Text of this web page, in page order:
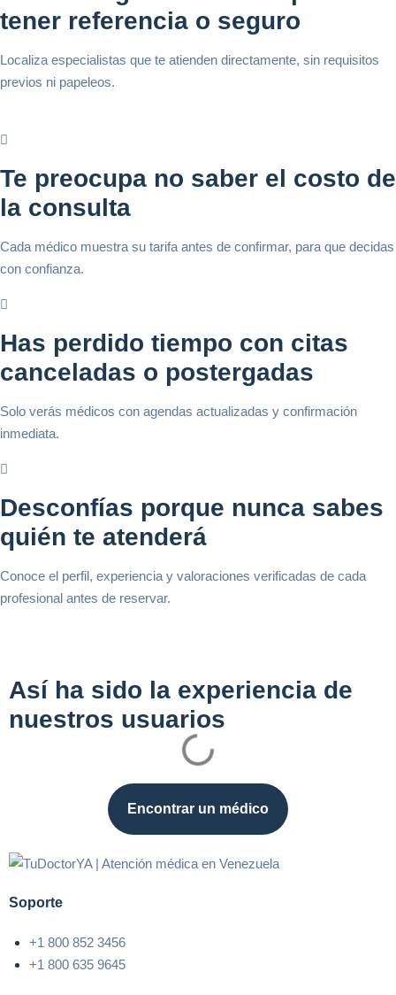
tener referencia o seguro
Localiza especialistas que te atienden directamente, sin requisitos
previos ni papeleos.
Te preocupa no saber el costo de
la consulta
Cada médico muestra su tarifa antes de confirmar, para que decidas
con confianza.
Has perdido tiempo con citas
canceladas o postergadas
Solo verás médicos con agendas actualizadas y confirmación
inmediata.
Desconfías porque nunca sabes
quién te atenderá
Conoce el perfil, experiencia y valoraciones verificadas de cada
profesional antes de reservar.
Así ha sido la experiencia de
nuestros usuarios
Encontrar un médico
Soporte
+1 800 852 3456
+1 800 635 9645